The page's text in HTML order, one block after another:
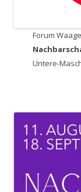
Forum
Untere-